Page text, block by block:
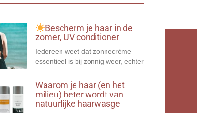
Bescherm je haar in de
zomer, UV conditioner
Iedereen weet dat zonnecrème
essentieel is bij zonnig weer, echter
Waarom je haar (en het
milieu) beter wordt van
natuurlijke haarwasgel